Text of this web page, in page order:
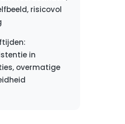
risicovol
in
overmatige